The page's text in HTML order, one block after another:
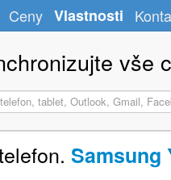
Ceny Vlastnosti
vše
Samsung